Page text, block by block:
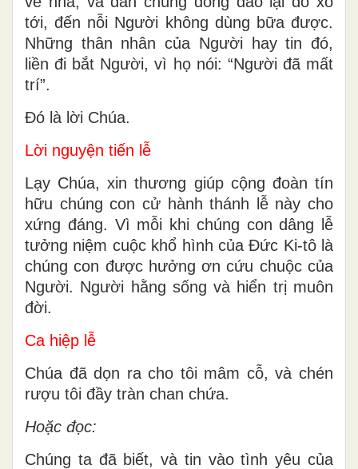
tới, đến nỗi Người không dùng bữa được.
Những thân nhân của Người hay tin đó,
liền đi bắt Người, vì họ nói: “Người đã mất
trí”.
Ðó là lời Chúa.
Lời nguyện tiến lễ
Lạy Chúa, xin thương giúp cộng đoàn tín
hữu chúng con cử hành thánh lễ này cho
xứng đáng. Vì mỗi khi chúng con dâng lễ
tưởng niệm cuộc khổ hình của Ðức Ki-tô là
chúng con được hưởng ơn cứu chuộc của
Người. Người hằng sống và hiển trị muôn
đời.
Ca hiệp lễ
Chúa đã dọn ra cho tôi mâm cỗ, và chén
rượu tôi đầy tràn chan chứa.
Hoặc đọc:
Chúng ta đã biết, và tin vào tình yêu của